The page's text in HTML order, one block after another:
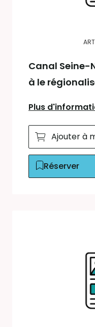
Canal Seine-
à le
Plus
Ajouter à
Réserver